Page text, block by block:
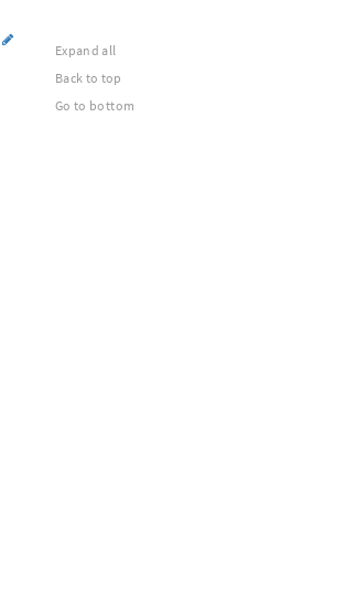
Expand all
Back to top
Go to bottom